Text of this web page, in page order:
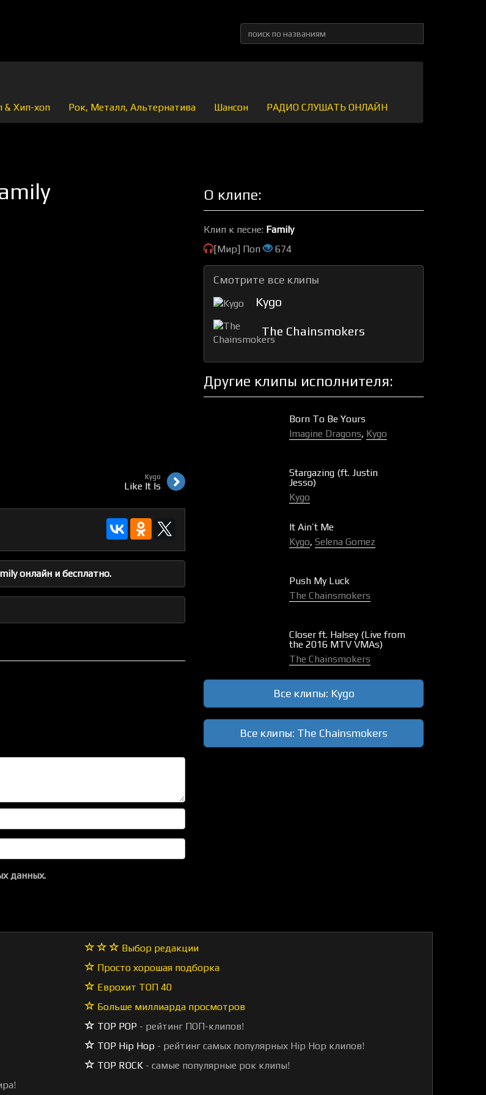
& Хип-хоп Рок, Металл, Альтернатива Шансон РАДИО СЛУШАТЬ ОНЛАЙН
Kygo
Like It Is
онлайн и бесплатно.
данных.
О клипе:
Клип к песне: Family
[Мир] Поп
674
Смотрите все клипы
Kygo
The Chainsmokers
Другие клипы исполнителя:
Born To Be Yours
Imagine Dragons, Kygo
Stargazing (ft. Justin
Jesso)
Kygo
It Ain’t Me
Kygo, Selena Gomez
Push My Luck
The Chainsmokers
Closer ft. Halsey (Live from
the 2016 MTV VMAs)
The Chainsmokers
Все клипы: Kygo
Все клипы: The Chainsmokers
Выбор редакции
Просто хорошая подборка
Еврохит ТОП 40
Больше миллиарда просмотров
TOP POP - рейтинг ПОП-клипов!
TOP Hip Hop - рейтинг самых популярных Hip Hop клипов!
TOP ROCK - самые популярные рок клипы!